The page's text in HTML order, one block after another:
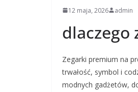
12 maja, 2026 admin
dlaczego
Zegarki premium na
trwałość, symbol i
modnych gadżetów,